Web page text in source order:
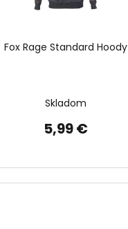
Fox Rage Standard Hoody
Skladom
5,99 €